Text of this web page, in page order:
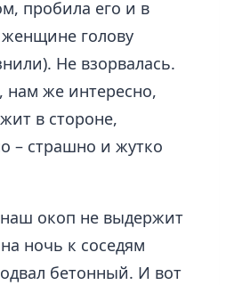
пробила его и в
женщине голову
Не взорвалась.
же интересно,
в стороне,
– страшно и жутко
окоп не выдержит
ночь к соседям
бетонный. И вот